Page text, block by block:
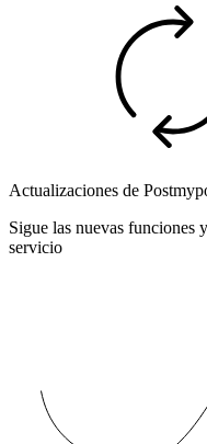
Actualizaciones de
Sigue las nuevas funciones
servicio